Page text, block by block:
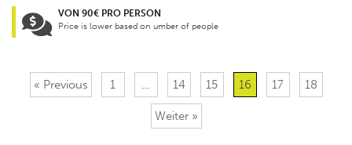
VON 90€ PRO PERSON
Price is lower based on umber of people
« Previous 1 … 14 15 16 17 18
Weiter »